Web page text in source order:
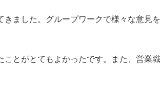
ました。グループワークで様々な意見
とがとてもよかったです。また、営業